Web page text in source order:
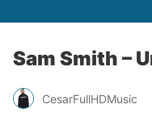
Sam Smith –
CesarFullHDMusic